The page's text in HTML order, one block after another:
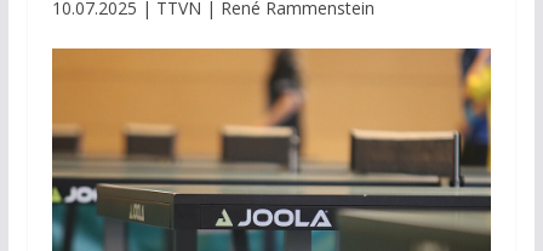
10.07.2025 | TTVN | René Rammenstein